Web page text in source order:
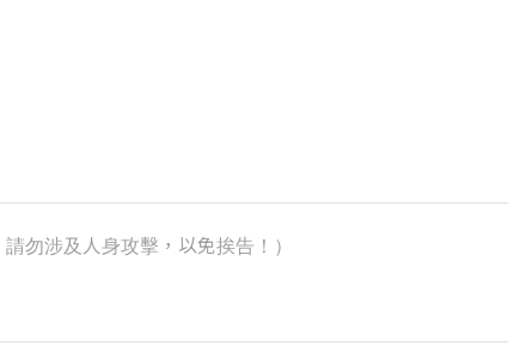
勿涉及人身攻擊，以免挨告！）